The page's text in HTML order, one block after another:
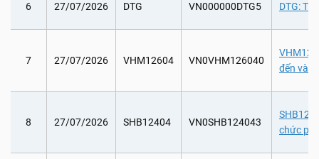
6 27/07/2026 DTG VN000000DTG5 DTG:
7 27/07/2026 VHM12604 VN0VHM126040
đến và
8 27/07/2026 SHB12404 VN0SHB124043
chức